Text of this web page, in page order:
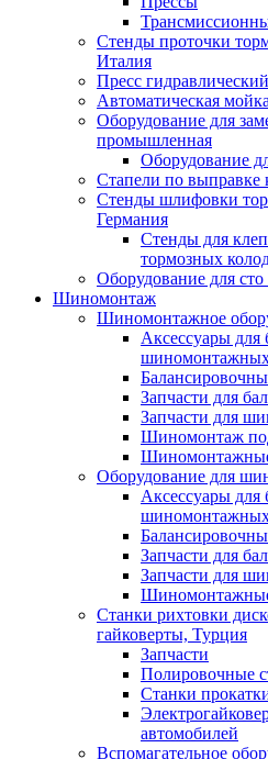
Стенды проточки
Италия
Пресс
Автоматическая
Оборудование для
промышленная
Оборудование
Стапели по выправке
Стенды шлифовки
Германия
Стенды для
тормозных
Оборудование для
Шиномонтаж
Шиномонтажное
Аксессуары для
шиномонтажных
Запчасти для
Запчасти для
Шиномонтаж
Оборудование для
Аксессуары для
Запчасти для
Запчасти для
Станки рихтовки
гайковерты, Турция
Запчасти
Полировочные
Станки
автомобилей
Вспомагательное